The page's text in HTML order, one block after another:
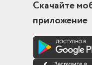
Скачайте
приложение